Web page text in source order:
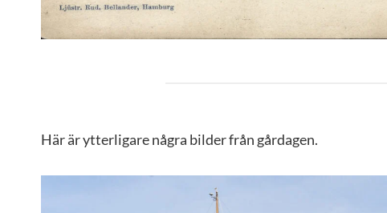
Här är ytterligare några bilder från gårdagen.